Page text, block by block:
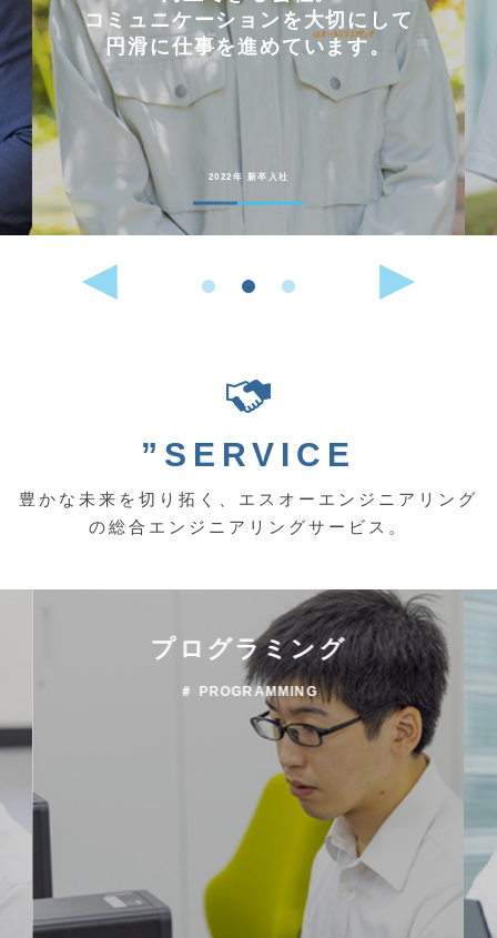
コミュニケーションを大切にして
円滑に仕事を進めています。
2022年 新卒入社
”SERVICE
豊かな未来を切り拓く、エスオーエンジニアリング
の総合エンジニアリングサービス。
プログラミング
＃ PROGRAMMING